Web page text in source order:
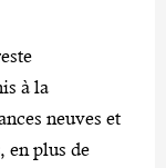
à la
neuves et
en plus de